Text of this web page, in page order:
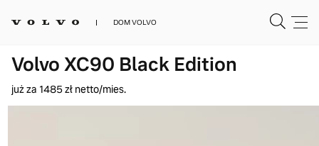
DOM VOLVO
Volvo XC90 Black Edition
już za 1485 zł netto/mies.